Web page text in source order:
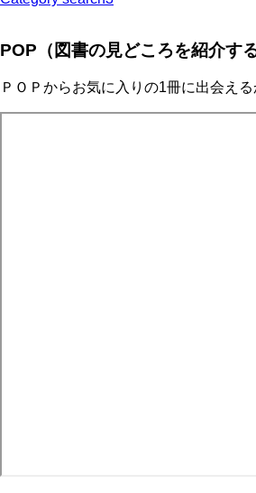
POP（図書の見どころを紹介す
ＰＯＰからお気に入りの1冊に出会える